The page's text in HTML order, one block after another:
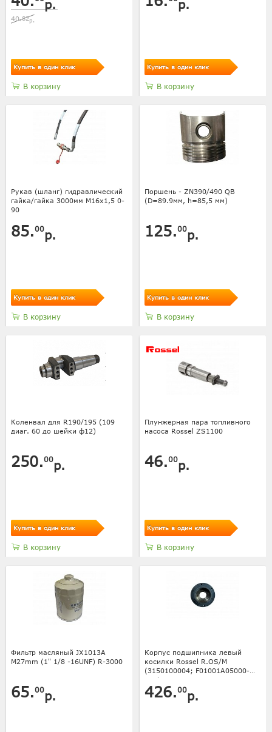
р.
40.82р.
Купить в один клик
В корзину
р.
Купить в один клик
В корзину
Рукав (шланг) гидравлический
гайка/гайка 3000мм M16x1,5 0-
90
85.00р.
Купить в один клик
В корзину
Поршень - ZN390/490 QB
(D=89.9мм, h=85,5 мм)
125.00р.
Купить в один клик
В корзину
Коленвал для R190/195 (109
диаг. 60 до шейки ф12)
250.00р.
Купить в один клик
В корзину
Плунжерная пара топливного
насоса Rossel ZS1100
46.00р.
Купить в один клик
В корзину
Фильтр масляный JX1013A
M27mm (1" 1/8 -16UNF) R-3000
65.00р.
Корпус подшипника левый
косилки Rossel R.OS/M
(3150100004; F01001A05000-
001)
426.00р.